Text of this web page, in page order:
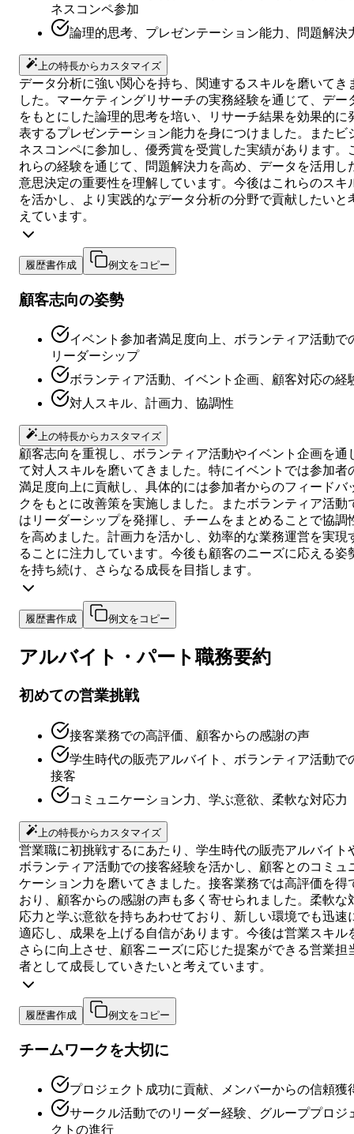
ネスコンペ参加
論理的思考、プレゼンテーション能力、問題解決
上の特長からカスタマイズ
データ分析に強い関心を持ち、関連するスキルを磨いてき
した。マーケティングリサーチの実務経験を通じて、デー
をもとにした論理的思考を培い、リサーチ結果を効果的に
表するプレゼンテーション能力を身につけました。またビ
ネスコンペに参加し、優秀賞を受賞した実績があります。
れらの経験を通じて、問題解決力を高め、データを活用し
意思決定の重要性を理解しています。今後はこれらのスキ
を活かし、より実践的なデータ分析の分野で貢献したいと
えています。
履歴書作成 例文をコピー
顧客志向の姿勢
イベント参加者満足度向上、ボランティア活動で
リーダーシップ
ボランティア活動、イベント企画、顧客対応の経
対人スキル、計画力、協調性
上の特長からカスタマイズ
顧客志向を重視し、ボランティア活動やイベント企画を通
て対人スキルを磨いてきました。特にイベントでは参加者
満足度向上に貢献し、具体的には参加者からのフィードバ
クをもとに改善策を実施しました。またボランティア活動
はリーダーシップを発揮し、チームをまとめることで協調
を高めました。計画力を活かし、効率的な業務運営を実現
ることに注力しています。今後も顧客のニーズに応える姿
を持ち続け、さらなる成長を目指します。
履歴書作成 例文をコピー
アルバイト・パート職務要約
初めての営業挑戦
接客業務での高評価、顧客からの感謝の声
学生時代の販売アルバイト、ボランティア活動で
接客
コミュニケーション力、学ぶ意欲、柔軟な対応力
上の特長からカスタマイズ
営業職に初挑戦するにあたり、学生時代の販売アルバイト
ボランティア活動での接客経験を活かし、顧客とのコミュ
ケーション力を磨いてきました。接客業務では高評価を得
おり、顧客からの感謝の声も多く寄せられました。柔軟な
応力と学ぶ意欲を持ちあわせており、新しい環境でも迅速
適応し、成果を上げる自信があります。今後は営業スキル
さらに向上させ、顧客ニーズに応じた提案ができる営業担
者として成長していきたいと考えています。
履歴書作成 例文をコピー
チームワークを大切に
プロジェクト成功に貢献、メンバーからの信頼獲
サークル活動でのリーダー経験、グループプロジ
クトの進行